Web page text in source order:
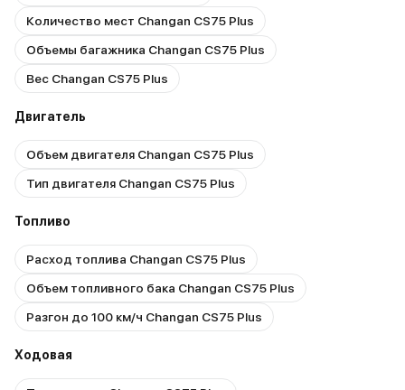
Количество мест Changan CS75 Plus
Объемы багажника Changan CS75 Plus
Вес Changan CS75 Plus
Двигатель
Объем двигателя Changan CS75 Plus
Тип двигателя Changan CS75 Plus
Топливо
Расход топлива Changan CS75 Plus
Объем топливного бака Changan CS75 Plus
Разгон до 100 км/ч Changan CS75 Plus
Ходовая